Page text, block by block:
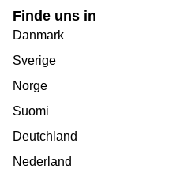
Finde uns in
Danmark
Sverige
Norge
Suomi
Deutchland
Nederland